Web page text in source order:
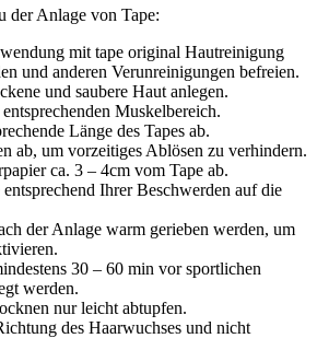
der Anlage von Tape:
mit tape original Hautreinigung
und anderen Verunreinigungen befreien.
und saubere Haut anlegen.
Muskelbereich.
Länge des Tapes ab.
ab, um vorzeitiges Ablösen zu verhindern.
ca. 3 – 4cm vom Tape ab.
Ihrer Beschwerden auf die
der Anlage warm gerieben werden, um
30 – 60 min vor sportlichen
werden.
nur leicht abtupfen.
des Haarwuchses und nicht